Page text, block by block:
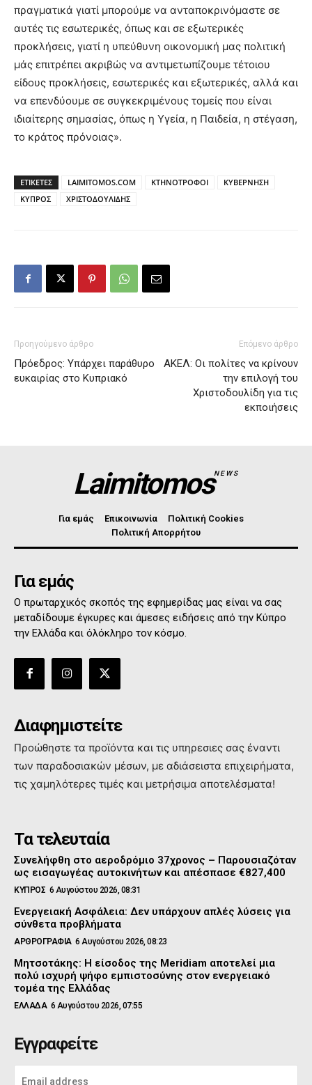
πραγματικά γιατί μπορούμε να ανταποκρινόμαστε σε
αυτές τις εσωτερικές, όπως και σε εξωτερικές
προκλήσεις, γιατί η υπεύθυνη οικονομική μας πολιτική
μάς επιτρέπει ακριβώς να αντιμετωπίζουμε τέτοιου
είδους προκλήσεις, εσωτερικές και εξωτερικές, αλλά και
να επενδύουμε σε συγκεκριμένους τομείς που είναι
ιδιαίτερης σημασίας, όπως η Υγεία, η Παιδεία, η στέγαση,
το κράτος πρόνοιας».
ΕΤΙΚΕΤΕΣ LAIMITOMOS.COM ΚΤΗΝΟΤΡΟΦΟΙ
ΚΥΒΕΡΝΗΣΗ
ΚΥΠΡΟΣ
ΧΡΙΣΤΟΔΟΥΛΙΔΗΣ
Προηγούμενο άρθρο
Πρόεδρος: Υπάρχει παράθυρο
ευκαιρίας στο Κυπριακό
Επόμενο άρθρο
ΑΚΕΛ: Οι πολίτες να κρίνουν
την επιλογή του
Χριστοδουλίδη για τις
εκποιήσεις
LaimitomosNEWS
Για εμάς Επικοινωνία
Πολιτική Cookies
Πολιτική Απορρήτου
Για εμάς
Ο πρωταρχικός σκοπός της εφημερίδας μας είναι να σας
μεταδίδουμε έγκυρες και άμεσες ειδήσεις από την Κύπρο
την Ελλάδα και όλόκληρο τον κόσμο.
Διαφημιστείτε
Προώθηστε τα προϊόντα και τις υπηρεσιες σας έναντι
των παραδοσιακών μέσων, με αδιάσειστα επιχειρήματα,
τις χαμηλότερες τιμές και μετρήσιμα αποτελέσματα!
Τα τελευταία
Συνελήφθη στο αεροδρόμιο 37χρονος – Παρουσιαζόταν
ως εισαγωγέας αυτοκινήτων και απέσπασε €827,400
ΚΥΠΡΟΣ 6 Αυγούστου 2026, 08:31
Ενεργειακή Ασφάλεια: Δεν υπάρχουν απλές λύσεις για
σύνθετα προβλήματα
ΑΡΘΡΟΓΡΑΦΙΑ 6 Αυγούστου 2026, 08:23
Μητσοτάκης: Η είσοδος της Meridiam αποτελεί μια
πολύ ισχυρή ψήφο εμπιστοσύνης στον ενεργειακό
τομέα της Ελλάδας
ΕΛΛΑΔΑ 6 Αυγούστου 2026, 07:55
Εγγραφείτε